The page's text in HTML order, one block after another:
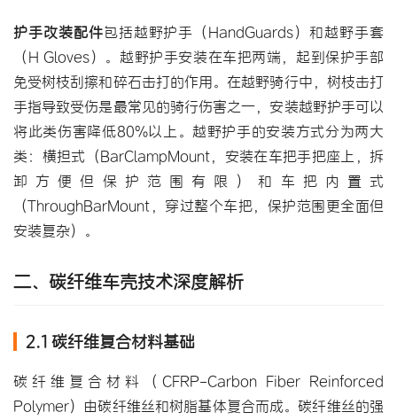
护手改装配件包括越野护手 （HandGuards）和越野手套
（H Gloves）。越野护手安装在车把两端，起到保护手部
免受树枝刮擦和碎石击打的作用。在越野骑行中，树枝击打
手指导致受伤是最常见的骑行伤害之一，安装越野护手可以
将此类伤害降低80%以上。越野护手的安装方式分为两大
类：横担式（BarClampMount，安装在车把手把座上，拆
卸方便但保护范围有限）和车把内置式
（ThroughBarMount，穿过整个车把，保护范围更全面但
安装复杂）。
二、碳纤维车壳技术深度解析
2.1 碳纤维复合材料基础
碳纤维复合材料（CFRP-Carbon Fiber Reinforced
Polymer）由碳纤维丝和树脂基体复合而成。碳纤维丝的强